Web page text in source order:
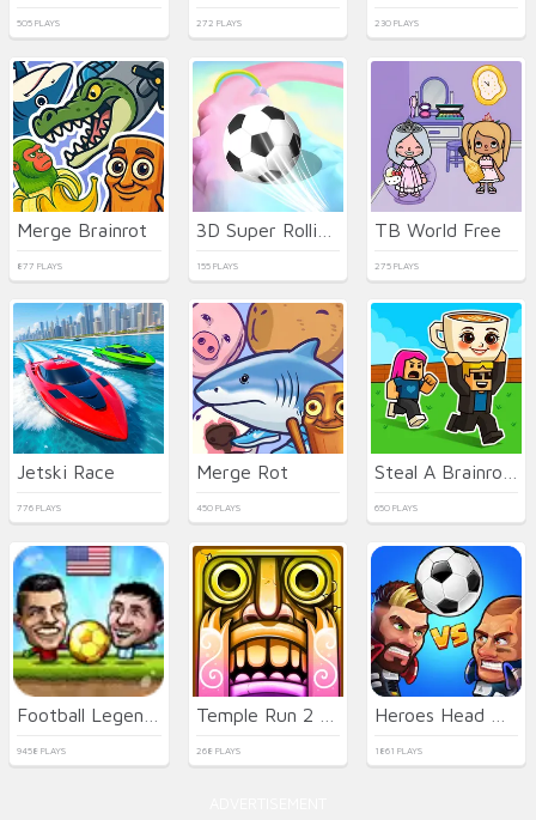
505 PLAYS 272 PLAYS 230 PLAYS
Merge Brainrot
877 PLAYS 155 PLAYS
TB World Free
275 PLAYS
Jetski Race
776 PLAYS
Merge Rot
450 PLAYS 650 PLAYS
9458 PLAYS 268 PLAYS 1861 PLAYS